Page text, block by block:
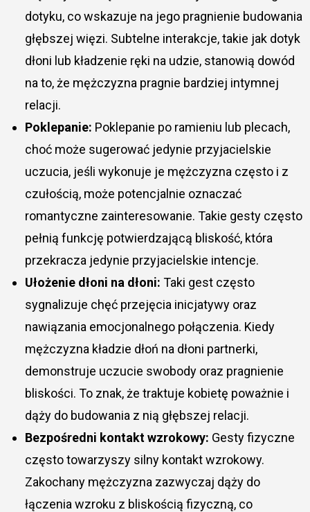
dotyku, co wskazuje na jego pragnienie budowania
głębszej więzi. Subtelne interakcje, takie jak dotyk
dłoni lub kładzenie ręki na udzie, stanowią dowód
na to, że mężczyzna pragnie bardziej intymnej
relacji.
Poklepanie: Poklepanie po ramieniu lub plecach,
choć może sugerować jedynie przyjacielskie
uczucia, jeśli wykonuje je mężczyzna często i z
czułością, może potencjalnie oznaczać
romantyczne zainteresowanie. Takie gesty często
pełnią funkcję potwierdzającą bliskość, która
przekracza jedynie przyjacielskie intencje.
Ułożenie dłoni na dłoni: Taki gest często
sygnalizuje chęć przejęcia inicjatywy oraz
nawiązania emocjonalnego połączenia. Kiedy
mężczyzna kładzie dłoń na dłoni partnerki,
demonstruje uczucie swobody oraz pragnienie
bliskości. To znak, że traktuje kobietę poważnie i
dąży do budowania z nią głębszej relacji.
Bezpośredni kontakt wzrokowy: Gesty fizyczne
często towarzyszy silny kontakt wzrokowy.
Zakochany mężczyzna zazwyczaj dąży do
łączenia wzroku z bliskością fizyczną, co